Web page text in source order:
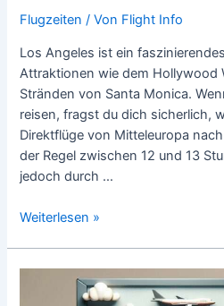
Flugzeiten / Von Flight Info
Los Angeles ist ein
Attraktionen wie dem Hollywood
Stränden von Santa Monica.
reisen, fragst du dich sicherlich,
Direktflüge von Mitteleuropa
der Regel zwischen 12 und 13
jedoch durch …
Wie
Weiterlesen »